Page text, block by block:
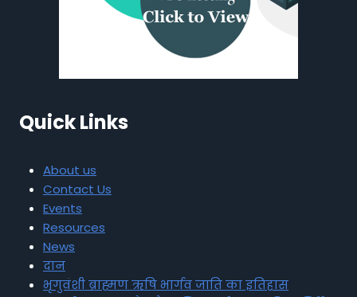
Quick Links
About us
Contact Us
Events
Resources
News
दान
भृगुवंशी ब्राह्मण ऋषि भार्गव जाति का इतिहास